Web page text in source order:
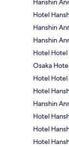
Hanshin
Hotel
Hanshin
Hanshin
Hotel Hotel
Osaka
Hotel Hotel
Hotel
Hanshin
Hotel
Hotel
Hotel